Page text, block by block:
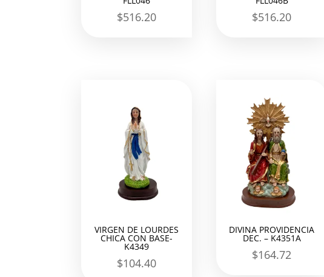
$516.20 $516.20
VIRGEN DE LOURDES
CHICA CON BASE-
K4349
$104.40
DIVINA PROVIDENCIA
DEC. – K4351A
$164.72